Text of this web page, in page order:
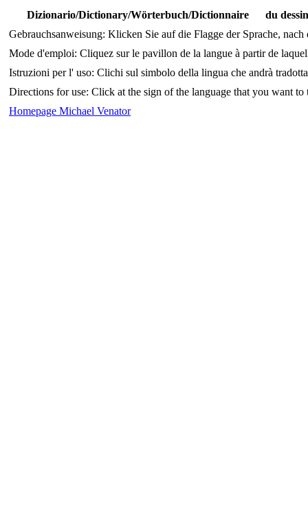
Dizionario/Dictionary/Wörterbuch/Dictionnaire du
Gebrauchsanweisung: Klicken Sie auf die Flagge der Sprache,
Mode d'emploi: Cliquez sur le pavillon de la langue à partir de
Istruzioni per l' uso: Clichi sul simbolo della lingua che andrà
Directions for use: Click at the sign of the language that you want to
Homepage Michael Venator